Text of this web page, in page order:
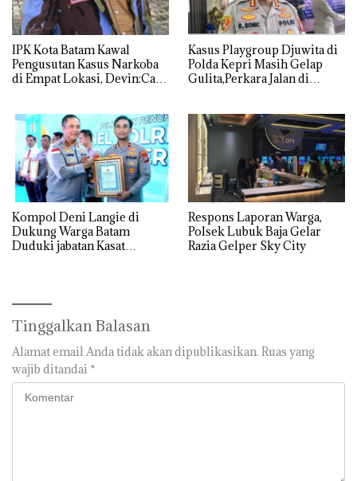
IPK Kota Batam Kawal
Pengusutan Kasus Narkoba
di Empat Lokasi, Devin:Cari
Kasus Playgroup Djuwita di
Polda Kepri Masih Gelap
Gulita,Perkara Jalan di
Kompol Deni Langie di
Dukung Warga Batam
Duduki jabatan Kasat
Respons Laporan Warga,
Polsek Lubuk Baja Gelar
Razia Gelper Sky City
Tinggalkan Balasan
Alamat email Anda tidak akan dipublikasikan. Ruas yang
wajib ditandai *